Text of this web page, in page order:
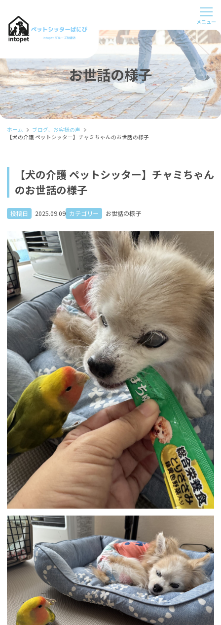
お世話の様子
ホーム
ブログ、お客様の声
【犬の介護 ペットシッター】チャミちゃんのお世話の様子
【犬の介護 ペットシッター】チャミちゃん
のお世話の様子
投稿日 2025.09.09 カテゴリー お世話の様子